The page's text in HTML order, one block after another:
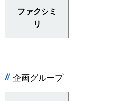
ファクシミ
リ
企画グループ